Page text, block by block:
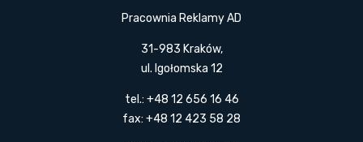
Pracownia Reklamy AD
31-983 Kraków,
ul. Igołomska 12
tel.: +48 12 656 16 46
fax: +48 12 423 58 28